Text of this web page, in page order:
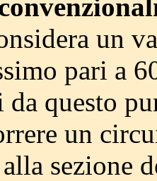
un
pari a
da questo
un
sezione